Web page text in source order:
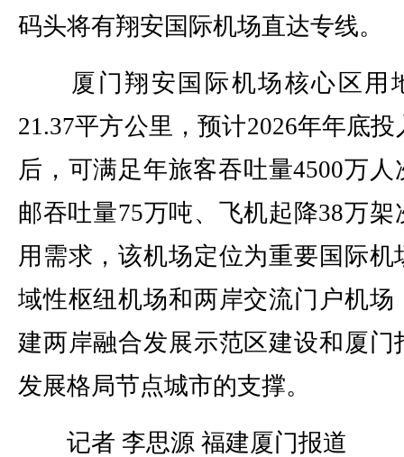
码头将有翔安国际机场直达专线。
厦门翔安国际机场核心区用
21.37平方公里，预计2026年年底投
后，可满足年旅客吞吐量4500万人
邮吞吐量75万吨、飞机起降38万架
用需求，该机场定位为重要国际机
域性枢纽机场和两岸交流门户机场
建两岸融合发展示范区建设和厦门
发展格局节点城市的支撑。
记者 李思源 福建厦门报道